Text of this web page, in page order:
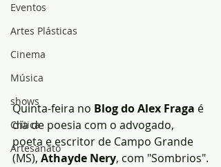
Eventos
Artes Plásticas
Cinema
Música
shows
Crítica
Artesanato
Quinta-feira no Blog do Alex Fraga é
dia de poesia com o advogado,
poeta e escritor de Campo Grande
(MS), Athayde Nery, com "Sombrios".